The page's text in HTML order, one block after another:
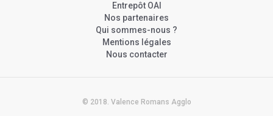
Entrepôt OAI
Nos partenaires
Qui sommes-nous ?
Mentions légales
Nous contacter
© 2018. Valence Romans Agglo